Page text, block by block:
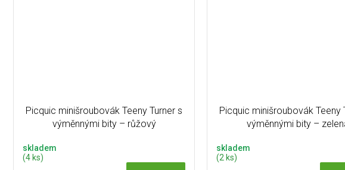
Picquic minišroubovák Teeny Turner s
výměnnými bity – růžový
skladem
(4 ks)
Picquic minišroubovák Teeny
výměnnými bity –
skladem
(2 ks)